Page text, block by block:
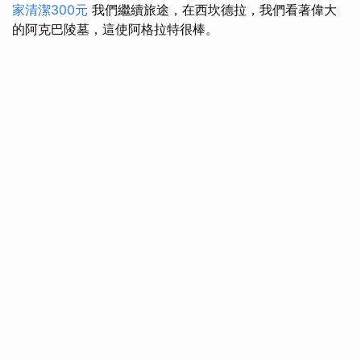
家清潔300元 我們繼續旅途，在西坎德拉，我們看著偉大
的阿克巴陵墓，這使阿格拉特很棒。